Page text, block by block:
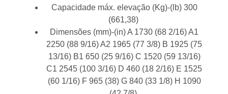
Capacidade máx. elevação (Kg)-(lb) 300
(661,38)
Dimensões (mm)-(in) A 1730 (68 2/16) A1
2250 (88 9/16) A2 1965 (77 3/8) B 1925 (75
13/16) B1 650 (25 9/16) C 1520 (59 13/16)
C1 2545 (100 3/16) D 460 (18 2/16) E 1525
(60 1/16) F 965 (38) G 840 (33 1/8) H 1090